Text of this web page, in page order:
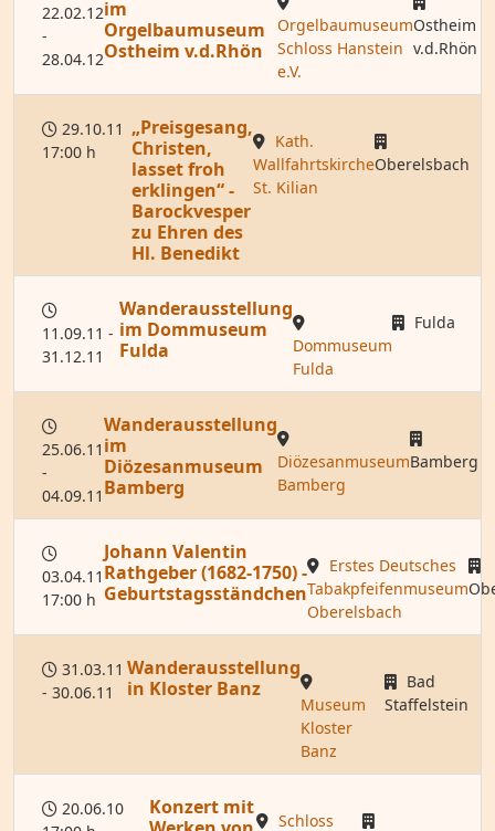
22.02.12
-
28.04.12
im
Orgelbaumuseum
Ostheim v.d.Rhön
Orgelbaumuseum
Schloss Hanstein
e.V.
Ostheim
v.d.Rhön
29.10.11
17:00 h
„Preisgesang,
Christen,
lasset froh
erklingen“ -
Barockvesper
zu Ehren des
Hl. Benedikt
Kath.
Wallfahrtskirche
St. Kilian
Oberelsbach
11.09.11 -
31.12.11
Wanderausstellung
im Dommuseum
Fulda
Dommuseum
Fulda
Fulda
25.06.11
-
04.09.11
Wanderausstellung
im
Diözesanmuseum
Bamberg
Diözesanmuseum
Bamberg
Bamberg
03.04.11
17:00 h
Johann Valentin
Rathgeber (1682-1750) -
Geburtstagsständchen
Erstes Deutsches
Tabakpfeifenmuseum
Oberelsbach
31.03.11
- 30.06.11
Wanderausstellung
in Kloster Banz
Museum
Kloster
Banz
Bad
Staffelstein
20.06.10
Konzert mit
Schloss